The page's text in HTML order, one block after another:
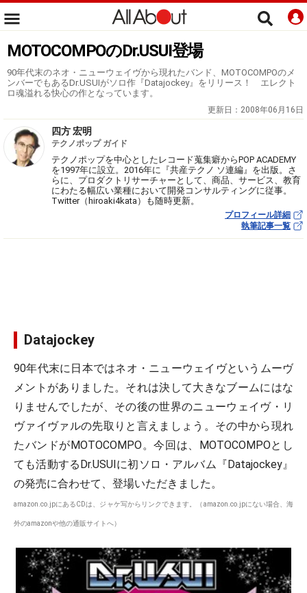
MOTOCOMPOのDr.USUI登場
90年代末のネオ・ニューウェイヴから現れたバンド、MOTOCOMPOのメ
ンバーでもあるDr.USUIがソロ作『Datajockey』をリリース！ エレクト
ロ魂溢れる快心の作となっています。
更新日： 2008年06月16日
四方 宏明
テクノポップ ガイド
テクノポップを中心としたレコード蒐集癖からPOP ACADEMY
を1997年に設立。2016年に『共産テクノ ソ連編』を出版。さ
らに、プロダクトリサーチャーとして、商品、サービス、教育
にわたる幅広い業種において開発コンサルティングに従事。
Twitter（hiroaki4kata）も随時更新。
プロフィール詳細
執筆記事一覧
Datajockey
90年代末に日本ではネオ・ニューウェイヴというムーヴ
メントがありました。それは決して大きなブームにはな
りませんでしたが、その後の世界のニューウェイヴ・リ
ヴァイヴァルの先取りと言えましょう。その中から現れ
たバンドがMOTOCOMPO。今回は、MOTOCOMPOとし
ても活動するDr.USUIに初ソロ・アルバム『Datajockey』
の発売に合わせて、登場いただきました。
amazon.co.jpにあるCDは、ジャケ写からリンクできます。（amazon.co.jpにない場合、海
外のamazonや他の通販サイトへ）